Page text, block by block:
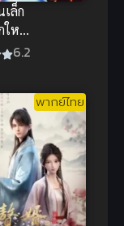
ล็ก
ใหญ่
6.2
พากย์ไทย